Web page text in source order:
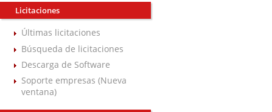
Licitaciones
Últimas licitaciones
Búsqueda de licitaciones
Descarga de Software
Soporte empresas (Nueva
ventana)